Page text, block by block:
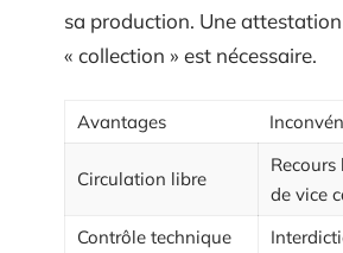
sa production. Une
« collection » est nécessaire.
Avantages
Circulation libre
de vice
Contrôle technique